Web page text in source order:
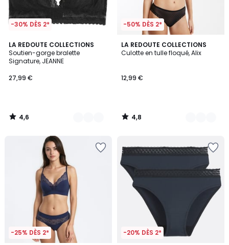
-30% DÈS 2*
LA REDOUTE COLLECTIONS
Soutien-gorge bralette
Signature, JEANNE
27,99 €
4,6
/ 5
3
Couleurs
4,6
/
-50% DÈS 2*
LA REDOUTE COLLECTIONS
Culotte en tulle floqué, Alix
12,99 €
4,8
/ 5
4
Couleurs
4,8
/
-25% DÈS 2* -20% DÈS 2*